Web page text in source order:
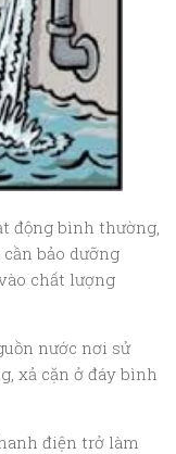
động bình thường,
bảo dưỡng
chất lượng
nước nơi sử
xả cặn ở đáy bình
điện trở làm